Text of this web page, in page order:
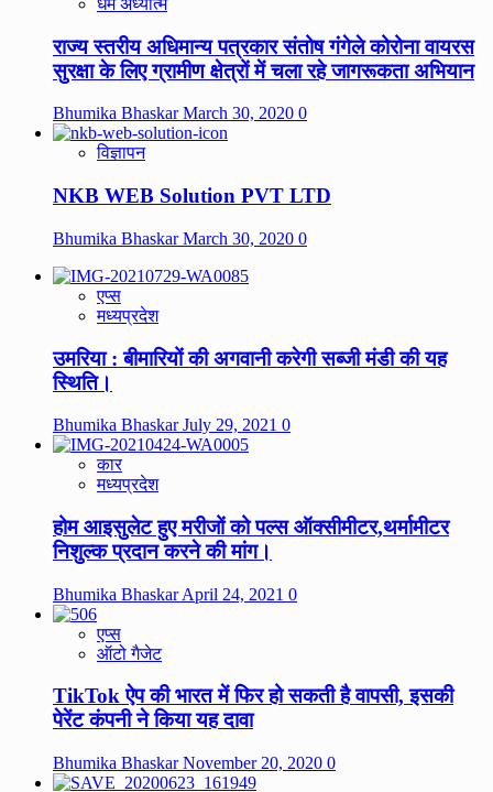
धर्म अध्यात्म
राज्य स्तरीय अधिमान्य पत्रकार संतोष गंगेले कोरोना वायरस
सुरक्षा के लिए ग्रामीण क्षेत्रों में चला रहे जागरूकता अभियान
Bhumika BhaskarMarch 30, 2020 0
विज्ञापन
NKB WEB Solution PVT LTD
Bhumika BhaskarMarch 30, 2020 0
एप्स
मध्यप्रदेश
उमरिया : बीमारियों की अगवानी करेगी सब्जी मंडी की यह
स्थिति।
Bhumika BhaskarJuly 29, 2021 0
कार
मध्यप्रदेश
होम आइसुलेट हुए मरीजों को पल्स ऑक्सीमीटर,थर्मामीटर
निशुल्क प्रदान करने की मांग।
Bhumika BhaskarApril 24, 2021 0
एप्स
ऑटो गैजेट
TikTok ऐप की भारत में फिर हो सकती है वापसी, इसकी
पेरेंट कंपनी ने किया यह दावा
Bhumika BhaskarNovember 20, 2020 0